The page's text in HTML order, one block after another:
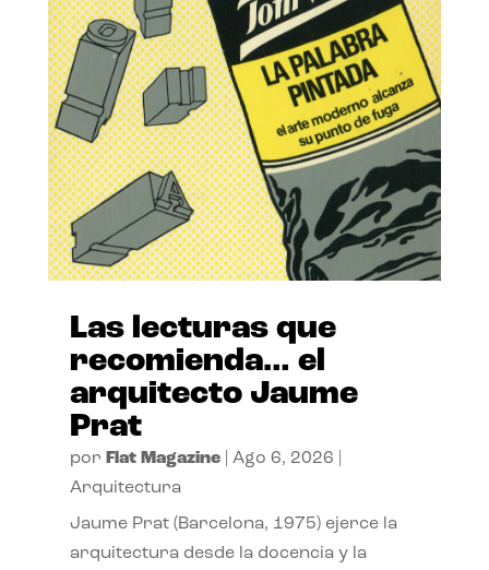
Las lecturas que
recomienda… el
arquitecto Jaume
Prat
por Flat Magazine| Ago 6, 2026
Arquitectura
Jaume Prat (Barcelona, 1975) ejerce la
arquitectura desde la docencia y la